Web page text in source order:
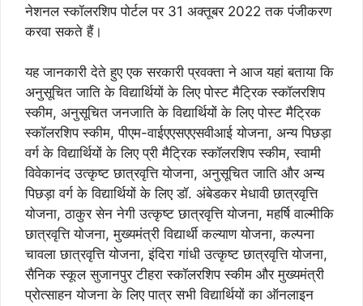
नेशनल स्कॉलरशिप पोर्टल पर 31 अक्तूबर 2022 तक पंजीकरण
करवा सकते हैं।
यह जानकारी देते हुए एक सरकारी प्रवक्ता ने आज यहां बताया कि
अनुसूचित जाति के विद्यार्थियों के लिए पोस्ट मैट्रिक स्कॉलरशिप
स्कीम, अनुसूचित जनजाति के विद्यार्थियों के लिए पोस्ट मैट्रिक
स्कॉलरशिप स्कीम, पीएम-वाईएएसएएसवीआई योजना, अन्य पिछड़ा
वर्ग के विद्यार्थियों के लिए प्री मैट्रिक स्कॉलरशिप स्कीम, स्वामी
विवेकानंद उत्कृष्ट छात्रवृत्ति योजना, अनुसूचित जाति और अन्य
पिछड़ा वर्ग के विद्यार्थियों के लिए डॉ. अंबेडकर मेधावी छात्रवृत्ति
योजना, ठाकुर सेन नेगी उत्कृष्ट छात्रवृत्ति योजना, महर्षि वाल्मीकि
छात्रवृत्ति योजना, मुख्यमंत्री विद्यार्थी कल्याण योजना, कल्पना
चावला छात्रवृत्ति योजना, इंदिरा गांधी उत्कृष्ट छात्रवृत्ति योजना,
सैनिक स्कूल सुजानपुर टीहरा स्कॉलरशिप स्कीम और मुख्यमंत्री
प्रोत्साहन योजना के लिए पात्र सभी विद्यार्थियों का ऑनलाइन